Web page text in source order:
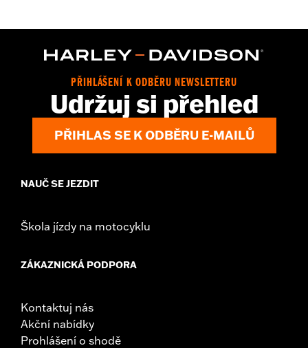
Sold In Units:Pair
1 year limited warranty – Go towww.h-
d.com/warranty for full details
PŘIHLÁŠENÍ K ODBĚRU NEWSLETTERU
Udržuj si přehled
PŘIHLAS SE K ODBĚRU E-MAILŮ
NAUČ SE JEZDIT
Škola jízdy na motocyklu
ZÁKAZNICKÁ PODPORA
Kontaktuj nás
Akční nabídky
Prohlášení o shodě